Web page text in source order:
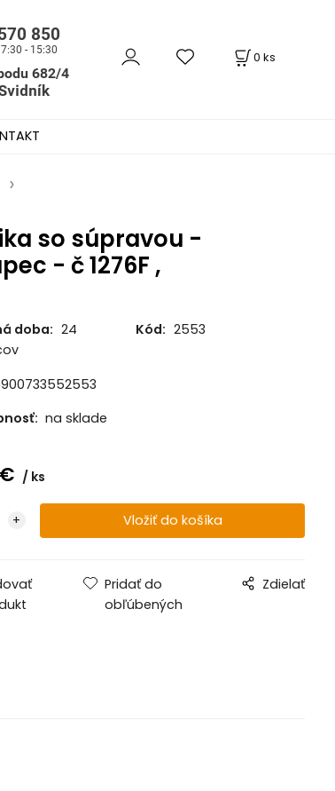
0 ks
so súpravou -
- č 1276F ,
doba: 24
Kód: 2553
na sklade
€ ks
Pridať do
obľúbených
Zdielať